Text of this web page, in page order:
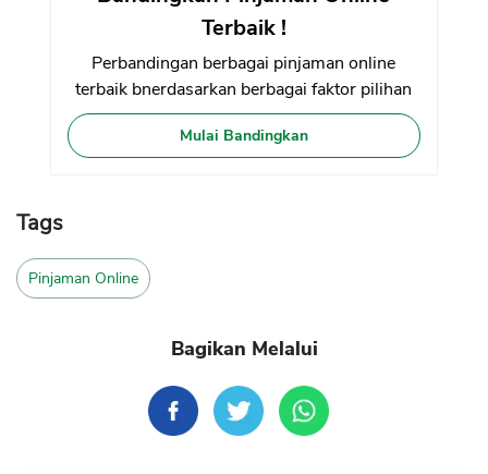
Terbaik !
Perbandingan berbagai pinjaman online
terbaik bnerdasarkan berbagai faktor pilihan
Mulai Bandingkan
Tags
Pinjaman Online
Bagikan Melalui